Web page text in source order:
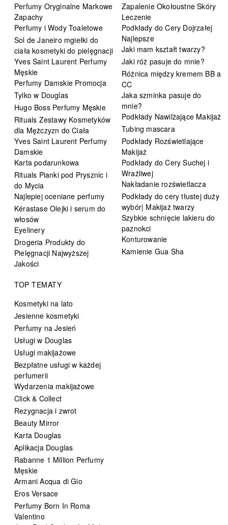
Perfumy Oryginalne Markowe
Zapachy
Perfumy i Wody Toaletowe
Sol de Janeiro mgiełki do
ciała kosmetyki do pielęgnacji
Yves Saint Laurent Perfumy
Męskie
Perfumy Damskie Promocja
Tylko w Douglas
Hugo Boss Perfumy Męskie
Rituals Zestawy Kosmetyków
dla Mężczyzn do Ciała
Yves Saint Laurent Perfumy
Damskie
Karta podarunkowa
Rituals Pianki pod Prysznic i
do Mycia
Najlepiej oceniane perfumy
Kérastase Olejki i serum do
włosów
Eyelinery
Drogeria Produkty do
Pielęgnacji Najwyższej
Jakości
Zapalenie Okołoustne Skóry
Leczenie
Podkłady do Cery Dojrzałej
Najlepsze
Jaki mam kształt twarzy?
Jaki róż pasuje do mnie?
Różnica między kremem BB a
CC
Jaka szminka pasuje do
mnie?
Podkłady Nawilżające Makijaż
Tubing mascara
Podkłady Rozświetlające
Makijaż
Podkłady do Cery Suchej i
Wrażliwej
Nakładanie rozświetlacza
Podkłady do cery tłustej duży
wybór| Makijaż twarzy
Szybkie schnięcie lakieru do
paznokci
Konturowanie
Kamienie Gua Sha
TOP TEMATY
Kosmetyki na lato
Jesienne kosmetyki
Perfumy na Jesień
Usługi w Douglas
Usługi makijażowe
Bezpłatne usługi w każdej
perfumerii
Wydarzenia makijażowe
Click & Collect
Rezygnacja i zwrot
Beauty Mirror
Karta Douglas
Aplikacja Douglas
Rabanne 1 Million Perfumy
Męskie
Armani Acqua di Gio
Eros Versace
Perfumy Born In Roma
Valentino